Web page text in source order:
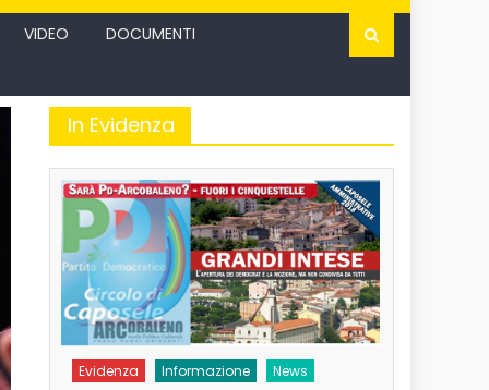
VIDEO DOCUMENTI
In Evidenza
Evidenza Informazione News